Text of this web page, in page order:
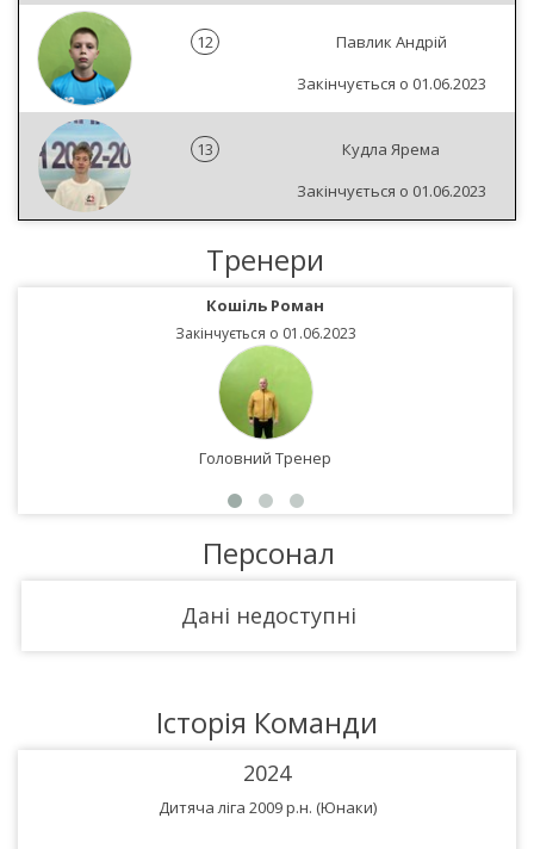
12
Павлик Андрій
Закінчується о 01.06.2023
13
Кудла Ярема
Закінчується о 01.06.2023
Тренери
Кошіль Роман
Закінчується о 01.06.2023
Головний Тренер
Персонал
Дані недоступні
Історія Команди
2024
Дитяча ліга 2009 р.н. (Юнаки)